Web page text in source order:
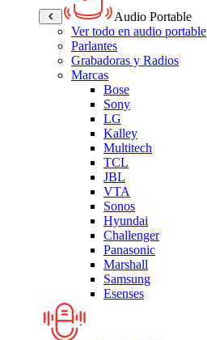
Audio Portable
Ver todo en audio portable
Parlantes
Grabadoras y Radios
Marcas
Bose
Sony
LG
Kalley
Multitech
TCL
JBL
VTA
Sonos
Hyundai
Challenger
Panasonic
Marshall
Samsung
Esenses